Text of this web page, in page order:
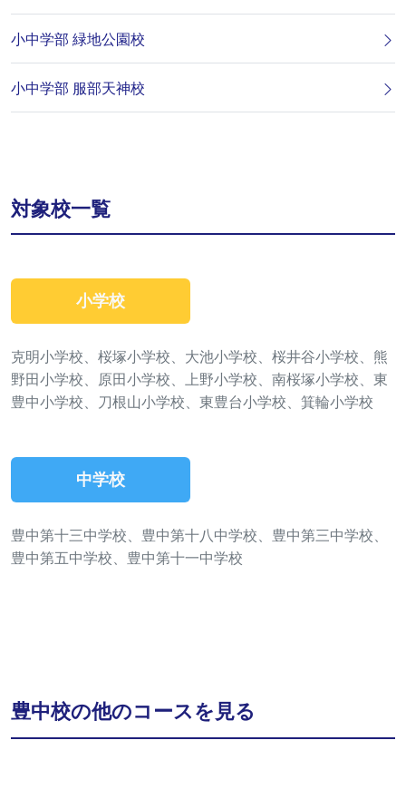
小中学部 緑地公園校
小中学部 服部天神校
対象校一覧
小学校
克明小学校、桜塚小学校、大池小学校、桜井谷小学校、熊
野田小学校、原田小学校、上野小学校、南桜塚小学校、東
豊中小学校、刀根山小学校、東豊台小学校、箕輪小学校
中学校
豊中第十三中学校、豊中第十八中学校、豊中第三中学校、
豊中第五中学校、豊中第十一中学校
豊中校の他のコースを見る